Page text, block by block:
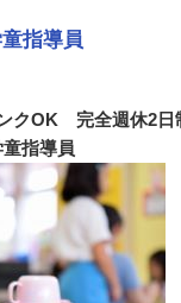
指導員
クOK 完全週休2日
指導員